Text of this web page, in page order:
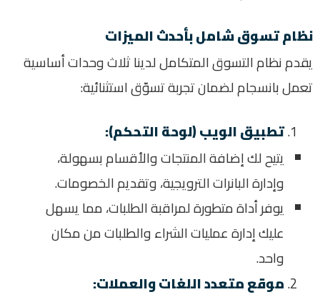
نظام تسوق شامل بأحدث الميزات
يقدم نظام التسوق المتكامل لدينا ثلاث وحدات أساسية
تعمل بانسجام لضمان تجربة تسوّق استثنائية:
تطبيق الويب (لوحة التحكم):
يتيح لك إضافة المنتجات والأقسام بسهولة،
وإدارة البانرات الترويجية، وتقديم الخصومات.
يوفر أداة متطورة لمراقبة الطلبات، مما يسهل
عليك إدارة عمليات الشراء والطلبات من مكان
واحد.
موقع متعدد اللغات والعملات: